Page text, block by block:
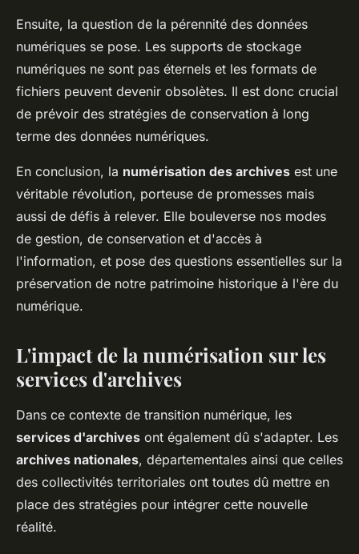
Ensuite, la question de la pérennité des données
numériques se pose. Les supports de stockage
numériques ne sont pas éternels et les formats de
fichiers peuvent devenir obsolètes. Il est donc crucial
de prévoir des stratégies de conservation à long
terme des données numériques.
En conclusion, la numérisation des archives est une
véritable révolution, porteuse de promesses mais
aussi de défis à relever. Elle bouleverse nos modes
de gestion, de conservation et d'accès à
l'information, et pose des questions essentielles sur la
préservation de notre patrimoine historique à l'ère du
numérique.
L'impact de la numérisation sur les
services d'archives
Dans ce contexte de transition numérique, les
services d'archives ont également dû s'adapter. Les
archives nationales, départementales ainsi que celles
des collectivités territoriales ont toutes dû mettre en
place des stratégies pour intégrer cette nouvelle
réalité.